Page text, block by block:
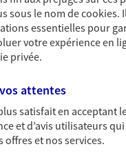
Fermé
NOUS CONTACTER
VOIR NOTRE SITE WEB
sous le nom decookies.
essentielles pour
votre expérience en
privée.
attentes
satisfait en acceptant
et d’avis utilisateurs
offres et nos services.